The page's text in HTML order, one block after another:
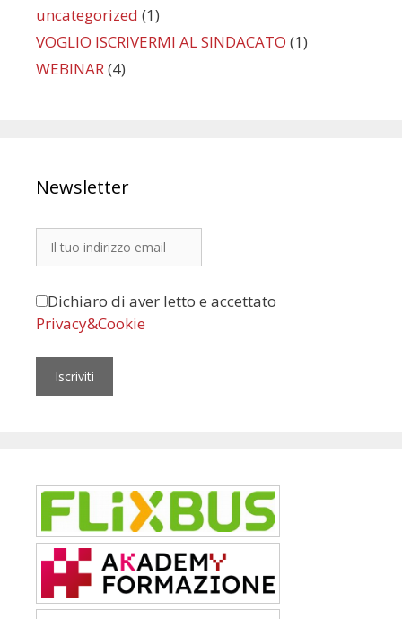
uncategorized (1)
VOGLIO ISCRIVERMI AL SINDACATO (1)
WEBINAR(4)
Newsletter
Dichiaro di aver letto e accettato
Privacy&Cookie